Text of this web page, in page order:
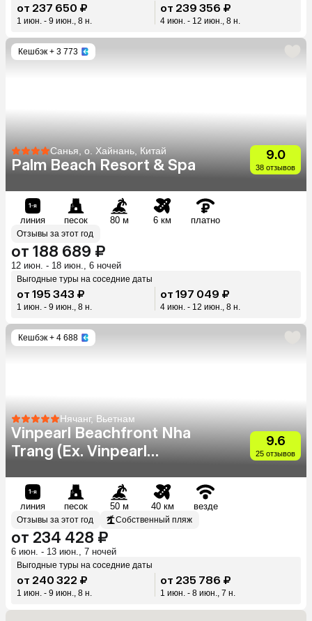
от 237 650 ₽
1 июн. - 9 июн., 8 н.
от 239 356 ₽
4 июн. - 12 июн., 8 н.
Кешбэк + 3 773
Санья, о. Хайнань, Китай
Palm Beach Resort & Spa
9.0
38 отзывов
линия песок 80 м 6 км платно
Отзывы за этот год
от 188 689 ₽
12 июн. - 18 июн., 6 ночей
Выгодные туры на соседние даты
от 195 343 ₽
1 июн. - 9 июн., 8 н.
от 197 049 ₽
4 июн. - 12 июн., 8 н.
Кешбэк + 4 688
Нячанг, Вьетнам
Vinpearl Beachfront Nha
Trang (Ex. Vinpearl
Trang)
9.6
25 отзывов
линия песок 50 м 40 км везде
Отзывы за этот год Собственный пляж
от 234 428 ₽
6 июн. - 13 июн., 7 ночей
Выгодные туры на соседние даты
от 240 322 ₽
1 июн. - 9 июн., 8 н.
от 235 786 ₽
1 июн. - 8 июн., 7 н.